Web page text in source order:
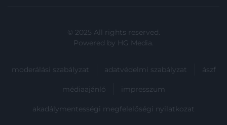
© 2025 All rights reserved.
Powered by HG Media.
moderálási szabályzat adatvédelmi szabályzat ászf
médiaajánló impresszum
akadálymentességi megfelelőségi nyilatkozat